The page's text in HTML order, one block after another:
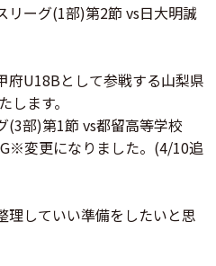
リーグ(1部)第2節 vs日大明誠
府U18Bとして参戦する山梨県
ます。
(3部)第1節 vs都留高等学校
変更になりました。(4/10追
理していい準備をしたいと思